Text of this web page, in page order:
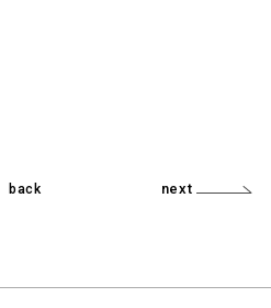
next
back